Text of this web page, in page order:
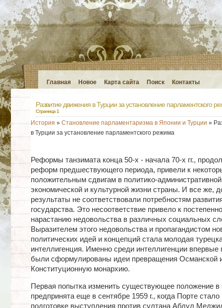
Главная Новое Карта сайта Поиск Контакты
Развитие движения в Турции за установление парламентского
Страница 1
История » Становление парламентаризма в Японии и Турции »
в Турции за установление парламентского режима
Реформы танзимата конца 50-х - начала 70-х гг.,
реформ предшествующего периода, привели к
положительным сдвигам в политико-
экономической и культурной жизни страны. И все же,
результаты не соответствовали потребностям
государства. Это несоответствие привело к
нарастанию недовольства в различных социальных
Выразителем этого недовольства и пропагандистом
политических идей и концепций стала молодая
интеллигенция. Именно среди интеллигенции впервые
были сформулированы идеи превращения Османской
Конституционную монархию.
Первая попытка изменить существующее положение в
предпринята еще в сентябре 1959 г., когда Порте стало
подготовке выступления против султана Абдул